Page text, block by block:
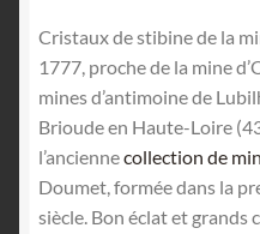
Cristaux de stibine de la
1777, proche de la mine
mines d’antimoine de
Brioude en Haute-Loire
l’anciennecollection de
Doumet, formée dans la
siècle. Bon éclat et grands